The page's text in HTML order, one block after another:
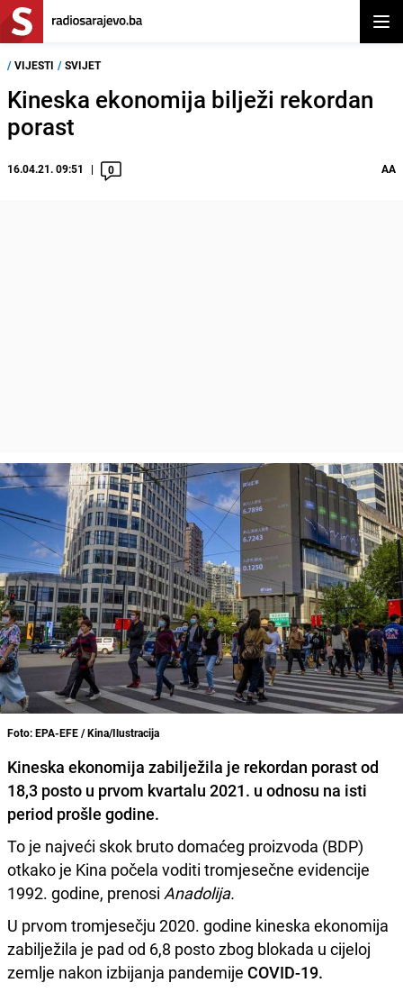
/ VIJESTI / SVIJET
Kineska ekonomija bilježi rekordan
porast
16.04.21. 09:51 0 AA
Foto: EPA-EFE / Kina/Ilustracija
Kineska ekonomija zabilježila je rekordan porastod
18,3 posto u prvom kvartalu 2021. u odnosu na isti
period prošle godine.
To je najveći skok bruto domaćeg proizvoda (BDP)
otkako je Kina počela voditi tromjesečne evidencije
1992. godine, prenosi Anadolija.
U prvom tromjesečju 2020. godine kineska ekonomija
zabilježila je pad od 6,8 posto zbog blokada u cijeloj
zemlje nakon izbijanja pandemije COVID-19.